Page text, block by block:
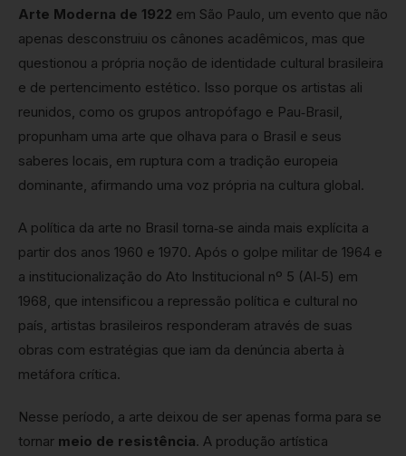
Arte Moderna de 1922 em São Paulo, um evento que não
apenas desconstruiu os cânones acadêmicos, mas que
questionou a própria noção de identidade cultural brasileira
e de pertencimento estético. Isso porque os artistas ali
reunidos, como os grupos antropófago e Pau‑Brasil,
propunham uma arte que olhava para o Brasil e seus
saberes locais, em ruptura com a tradição europeia
dominante, afirmando uma voz própria na cultura global.
A política da arte no Brasil torna‑se ainda mais explícita a
partir dos anos 1960 e 1970. Após o golpe militar de 1964 e
a institucionalização do Ato Institucional nº 5 (AI‑5) em
1968, que intensificou a repressão política e cultural no
país, artistas brasileiros responderam através de suas
obras com estratégias que iam da denúncia aberta à
metáfora crítica.
Nesse período, a arte deixou de ser apenas forma para se
tornar meio de resistência. A produção artística